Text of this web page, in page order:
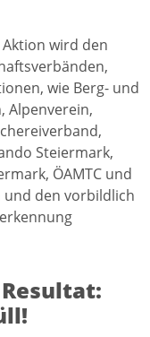
wird den
wie Berg- und
Alpenverein,
Steiermark,
ÖAMTC und
und den vorbildlich